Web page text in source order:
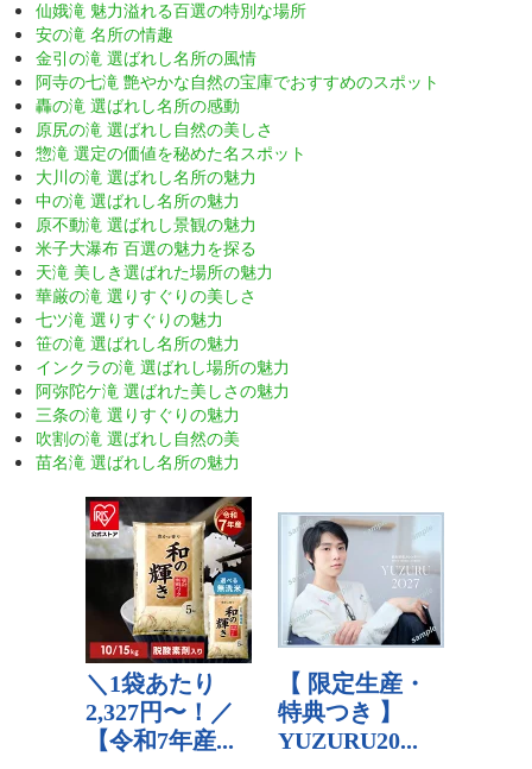
仙娥滝 魅力溢れる百選の特別な場所
安の滝 名所の情趣
金引の滝 選ばれし名所の風情
阿寺の七滝 艶やかな自然の宝庫でおすすめのスポット
轟の滝 選ばれし名所の感動
原尻の滝 選ばれし自然の美しさ
惣滝 選定の価値を秘めた名スポット
大川の滝 選ばれし名所の魅力
中の滝 選ばれし名所の魅力
原不動滝 選ばれし景観の魅力
米子大瀑布 百選の魅力を探る
天滝 美しき選ばれた場所の魅力
華厳の滝 選りすぐりの美しさ
七ツ滝 選りすぐりの魅力
笹の滝 選ばれし名所の魅力
インクラの滝 選ばれし場所の魅力
阿弥陀ケ滝 選ばれた美しさの魅力
三条の滝 選りすぐりの魅力
吹割の滝 選ばれし自然の美
苗名滝 選ばれし名所の魅力